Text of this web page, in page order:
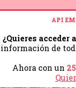
API
¿Quieres acceder
información de
Ahora con un